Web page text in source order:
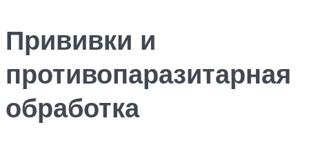
Прививки и
противопаразитарная
обработка